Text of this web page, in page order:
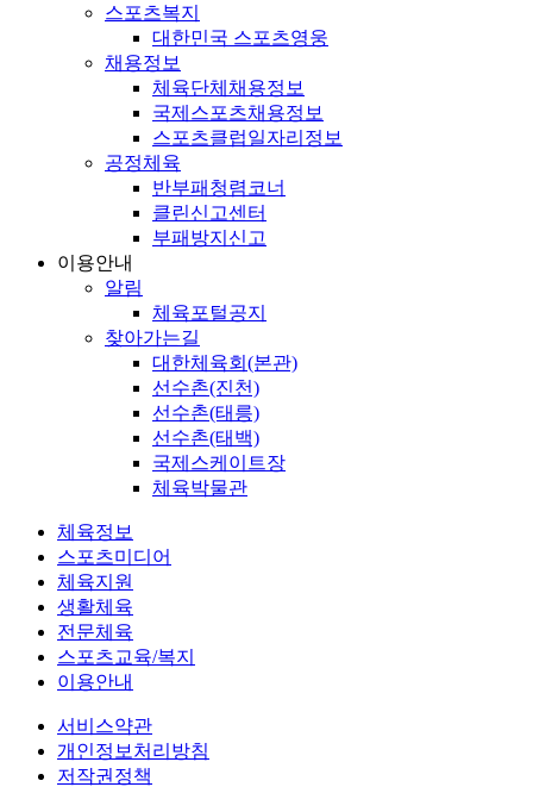
스포츠복지
대한민국 스포츠영웅
채용정보
체육단체채용정보
국제스포츠채용정보
스포츠클럽일자리정보
공정체육
반부패청렴코너
클린신고센터
부패방지신고
이용안내
알림
체육포털공지
찾아가는길
대한체육회(본관)
선수촌(진천)
선수촌(태릉)
선수촌(태백)
국제스케이트장
체육박물관
체육정보
스포츠미디어
체육지원
생활체육
전문체육
스포츠교육/복지
이용안내
서비스약관
개인정보처리방침
저작권정책